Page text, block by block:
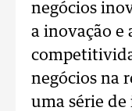
negócios
a inovação e
negócios na
uma série de